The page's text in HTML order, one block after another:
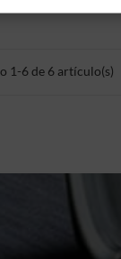
1-6 de 6 artículo(s)